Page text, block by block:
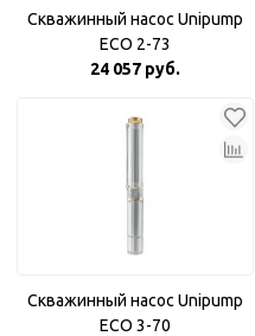
Скважинный насос Unipump
ECO 2-73
24 057 руб.
Скважинный насос Unipump
ECO 3-70